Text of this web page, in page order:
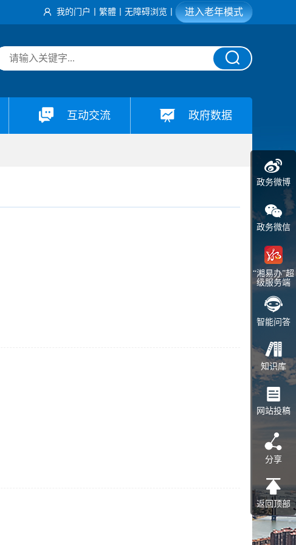
我的门户 繁體 无障碍浏览 进入老年模式
互动交流 政府数据
政务微博
政务微信
“湘易办”超
级服务端
智能问答
知识库
网站投稿
分享
返回顶部